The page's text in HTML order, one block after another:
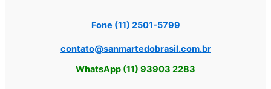
Fone (11) 2501-5799
contato@sanmartedobrasil.com.br
WhatsApp (11) 93903 2283